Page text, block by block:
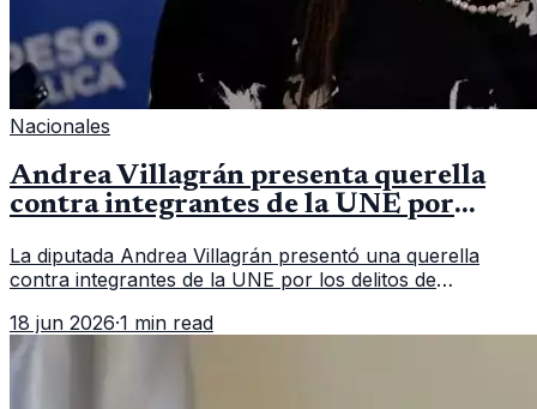
Nacionales
Andrea Villagrán presenta querella
contra integrantes de la UNE por
La diputada Andrea Villagrán presentó una querella
contra integrantes de la UNE por los delitos de
18 jun 2026·1 min read